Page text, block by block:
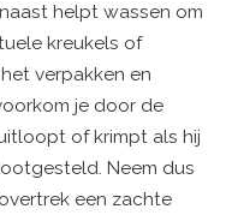
helpt wassen om
kreukels of
verpakken en
je door de
of krimpt als hij
Neem dus
een zachte